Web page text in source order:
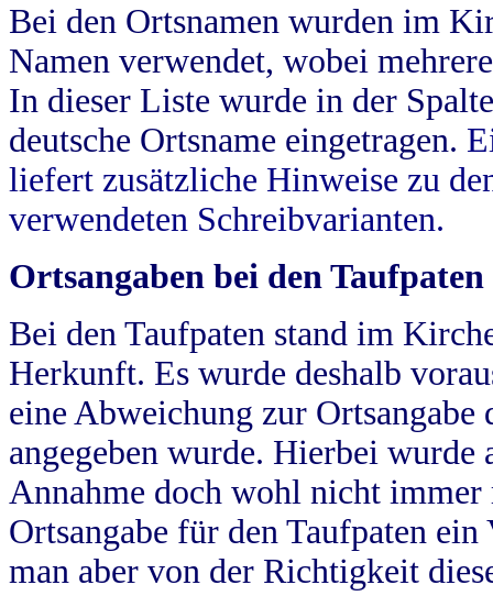
Bei den Ortsnamen wurden im
Namen verwendet, wobei
In dieser Liste wurde in der
deutsche Ortsname eingetragen.
liefert zusätzliche Hinweise zu
verwendeten Schreibvarianten.
Ortsangaben bei den Taufpaten
Bei den Taufpaten stand im
Herkunft. Es wurde deshalb
eine Abweichung zur
angegeben wurde. Hierbei wurde
Annahme doch wohl nicht
Ortsangabe für den Taufpaten
man aber von der Richtigkeit